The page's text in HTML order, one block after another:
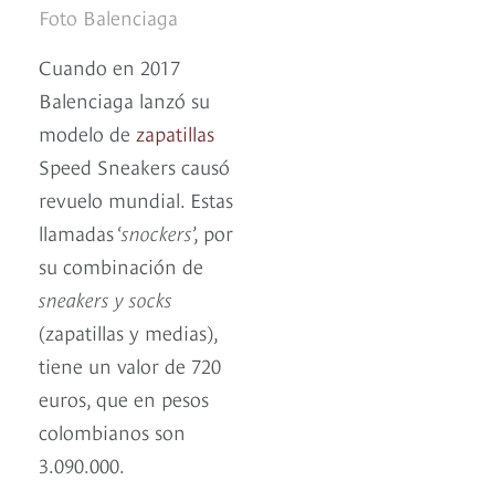
Foto Balenciaga
Cuando en 2017
Balenciaga lanzó su
modelo de zapatillas
Speed Sneakers causó
revuelo mundial. Estas
llamadas ‘snockers’, por
su combinación de
sneakers y socks
(zapatillas y medias),
tiene un valor de 720
euros, que en pesos
colombianos son
3.090.000.